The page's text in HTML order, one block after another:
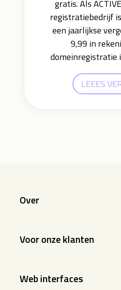
gratis. Als
registratiebedrijf
een jaarlijkse
9,99 in
domeinregistratie
LEEES
Over
Voor onze klanten
Web interfaces